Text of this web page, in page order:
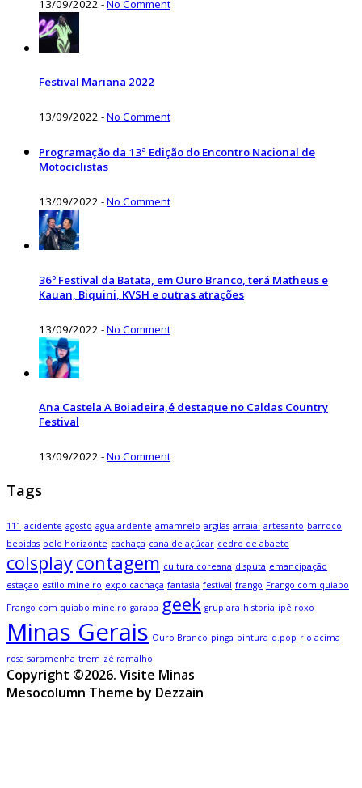
13/09/2022 -No Comment
Festival Mariana 2022
13/09/2022 -No Comment
Programação da 13ª Edição do Encontro Nacional de
Motociclistas
13/09/2022 -No Comment
36º Festival da Batata, em Ouro Branco, terá Matheus e
Kauan, Biquini, KVSH e outras atrações
13/09/2022 -No Comment
Ana Castela A Boiadeira,é destaque no Caldas Country
Festival
13/09/2022 -No Comment
Tags
111 acidente agosto agua ardente amamrelo argilas arraial artesanto barroco
bebidas belo horizonte cachaça cana de açúcar cedro de abaete
colsplaycontagem cultura coreana disputa emancipação
estaçao estilo mineiro expo cachaça fantasia festival frango Frango com quiabo
Frango com quiabo mineiro garapa geek grupiara historia ipê roxo
Minas Gerais Ouro Branco pinga pintura q.pop rio acima
rosa saramenha trem zé ramalho
Copyright ©2026. Visite Minas
Mesocolumn Theme by Dezzain